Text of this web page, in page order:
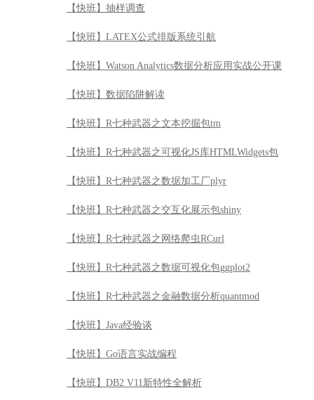
【快班】抽样调查
【快班】LATEX公式排版系统引航
【快班】Watson Analytics数据分析应用实战公开课
【快班】数据陷阱解读
【快班】R七种武器之文本挖掘包tm
【快班】R七种武器之可视化JS库HTMLWidgets包
【快班】R七种武器之数据加工厂plyr
【快班】R七种武器之交互化展示包shiny
【快班】R七种武器之网络爬虫RCurl
【快班】R七种武器之数据可视化包ggplot2
【快班】R七种武器之金融数据分析quantmod
【快班】Java经验谈
【快班】Go语言实战编程
【快班】DB2 V11新特性全解析